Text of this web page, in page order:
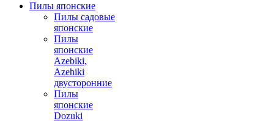
Пилы японские
Пилы садовые
японские
Пилы
японские
Azebiki,
Azehiki
двусторонние
Пилы
японские
Dozuki